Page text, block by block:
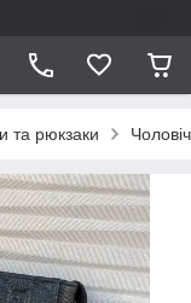
та рюкзаки